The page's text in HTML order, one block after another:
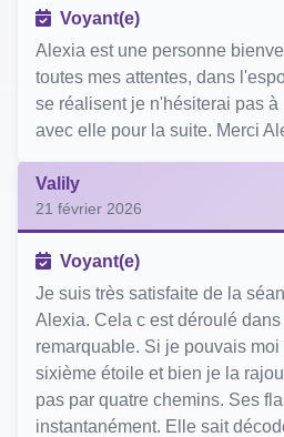
Voyant(e)
Alexia est une personne
toutes mes attentes, dans
se réalisent je n'hésiterai pas à
avec elle pour la suite. Merci
Valily
21 février 2026
Voyant(e)
Je suis très satisfaite de la
Alexia. Cela c est déroulé
remarquable. Si je pouvais
sixième étoile et bien je la
pas par quatre chemins. Ses
instantanément. Elle sait